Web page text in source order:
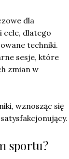
dla
cele, dlatego
techniki.
sesje, które
zmian w
wznosząc się
sportu?